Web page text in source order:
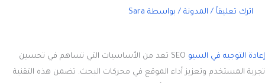
اترك تعليقاً / المدونة / بواسطة Sara
إعادة التوجيه في السيو
SEO تعد من الأساسيات التي تساهم في تحسين
تجربة المستخدم وتعزيز أداء الموقع في محركات البحث. تضمن هذه التقنية